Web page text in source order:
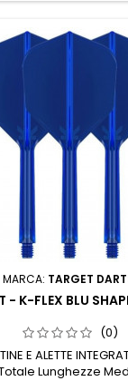
MARCA: TARGET
- K-FLEX BLU
(0)
E ALETTE
Lunghezze